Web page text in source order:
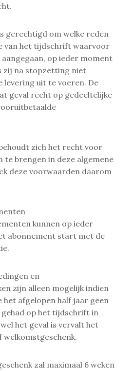
gerechtigd om welke reden
van het tijdschrift waarvoor
op ieder moment
zij na stopzetting niet
levering uit te voeren. De
geval recht op gedeeltelijke
zich het recht voor
te brengen in deze algemene
deze voorwaarden daarom
kunnen op ieder
abonnement start met de
en
zijn alleen mogelijk indien
het afgelopen half jaar geen
op het tijdschrift in
het geval is vervalt het
zal maximaal 6 weken